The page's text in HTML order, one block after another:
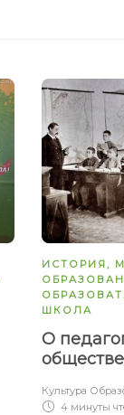
ИСТОРИЯ,
ШКОЛА
О
Культура
4 минуты